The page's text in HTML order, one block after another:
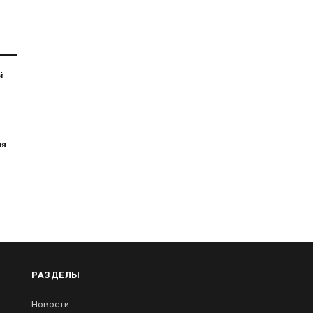
РАЗДЕЛЫ
Новости